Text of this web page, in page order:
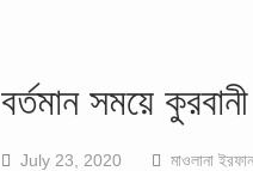
বর্তমান সময়ে
July 23, 2020 মাওলানা